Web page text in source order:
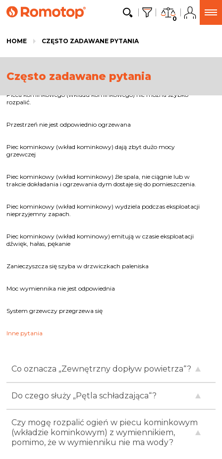
0
HOME CZĘSTO ZADAWANE PYTANIA
Często zadawane pytania
Pieca kominkowego (wkładu kominkowego) nie można szybko
rozpalić.
Przestrzeń nie jest odpowiednio ogrzewana
Piec kominkowy (wkład kominkowy) dają zbyt dużo mocy
grzewczej
Piec kominkowy (wkład kominkowy) źle spala, nie ciągnie lub w
trakcie dokładania i ogrzewania dym dostaje się do pomieszczenia.
Piec kominkowy (wkład kominkowy) wydziela podczas eksploatacji
nieprzyjemny zapach.
Piec kominkowy (wkład kominowy) emitują w czasie eksploatacji
dźwięk, hałas, pękanie
Zanieczyszcza się szyba w drzwiczkach paleniska
Moc wymiennika nie jest odpowiednia
System grzewczy przegrzewa się
Inne pytania
Co oznacza „Zewnętrzny dopływ powietrza“?
Do czego służy „Pętla schładzająca“?
Czy mogę rozpalić ogień w piecu kominkowym
(wkładzie kominkowym) z wymiennikiem,
pomimo, że w wymienniku nie ma wody?